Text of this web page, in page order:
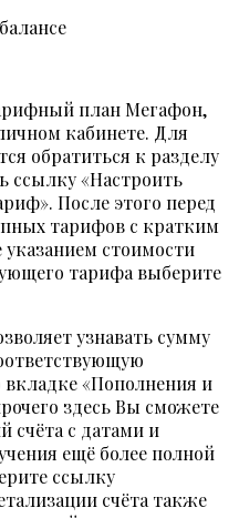
план Мегафон,
кабинете. Для
обратиться к разделу
ссылку «Настроить
После этого перед
тарифов с кратким
стоимости
тарифа выберите
узнавать сумму
«Пополнения и
здесь Вы сможете
счёта с датами и
ещё более полной
ссылку
счёта также